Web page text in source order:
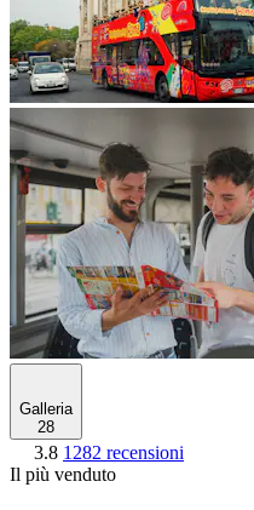
Galleria
28
3.8 1282 recensioni
Il più venduto